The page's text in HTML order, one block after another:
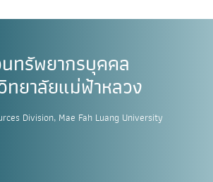
ทรัพยากรบุคคล
ทยาลัยแม่ฟ้าหลวง
Division, Mae Fah Luang University